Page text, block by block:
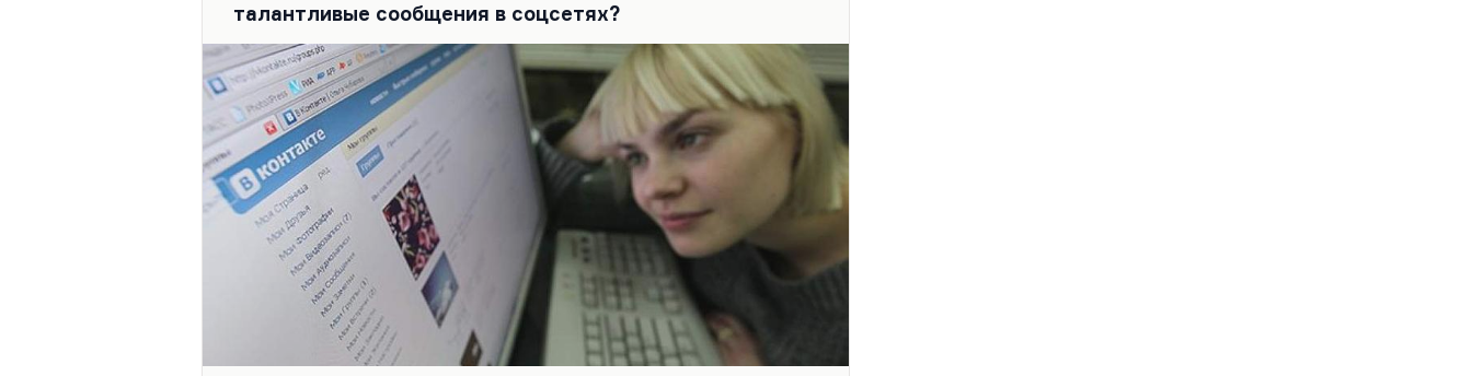
Мы напрасно думаем, что великая книга предназначена так уж
всем. Она предназначена или тем, кто…
талантливые сообщения в соцсетях?